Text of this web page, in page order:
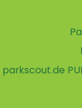
parkscout.de